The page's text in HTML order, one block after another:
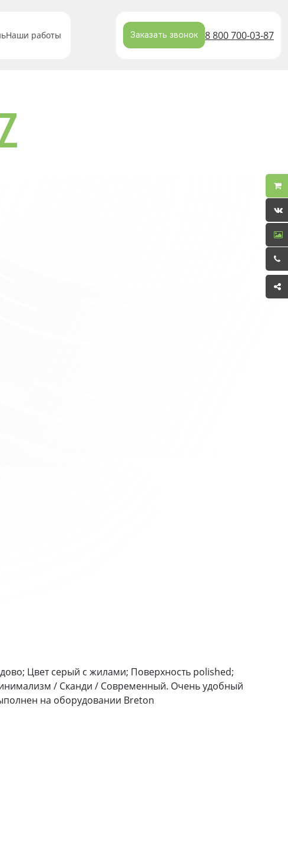
Наши работы Заказать звонок 8 800 700-03-87
Цвет серый с жилами; Поверхность polished;
/ Сканди / Современный. Очень удобный
на оборудовании Breton